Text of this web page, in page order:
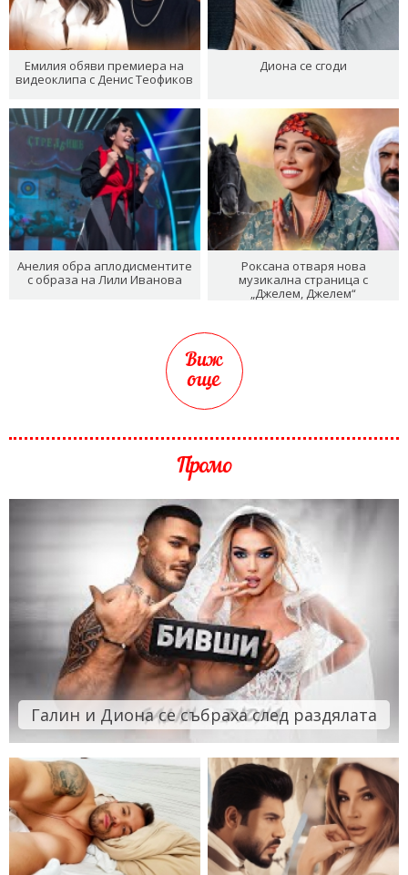
Емилия обяви премиера на
видеоклипа с Денис Теофиков
Диона се сгоди
Анелия обра аплодисментите
с образа на Лили Иванова
Роксана отваря нова
музикална страница с
„Джелем, Джелем“
Виж
още
Промо
Галин и Диона се събраха след раздялата